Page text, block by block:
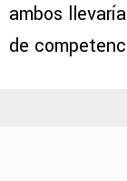
ambos
de